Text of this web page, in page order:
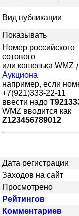
Вид публикации
Показывать
Номер российского
сотового
или кошелька WMZ
Аукциона
например, если
+7(921)333-22-11
ввести надо
WMZ вводится как
Z123456789012
Дата регистрации
Заходов на сайт
Просмотрено
Рейтингов
Комментариев